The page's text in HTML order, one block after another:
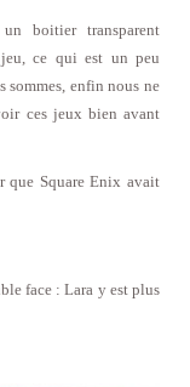
boitier transparent
ce qui est un peu
sommes, enfin nous ne
ces jeux bien avant
que Square Enix avait
face : Lara y est plus